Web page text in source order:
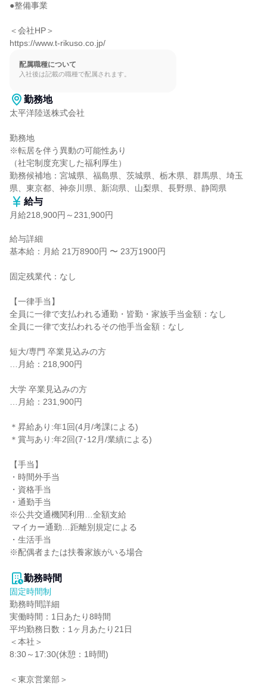
●整備事業
＜会社HP＞
https://www.t-rikuso.co.jp/
配属職種について
入社後は記載の職種で配属されます。
勤務地
太平洋陸送株式会社
勤務地
※転居を伴う異動の可能性あり
（社宅制度充実した福利厚生）
勤務候補地：宮城県、福島県、茨城県、栃木県、群馬県、埼玉
県、東京都、神奈川県、新潟県、山梨県、長野県、静岡県
給与
月給218,900円～231,900円
給与詳細
基本給：月給 21万8900円 〜 23万1900円
固定残業代：なし
【一律手当】
全員に一律で支払われる通勤・皆勤・家族手当金額：なし
全員に一律で支払われるその他手当金額：なし
短大/専門 卒業見込みの方
…月給：218,900円
大学 卒業見込みの方
…月給：231,900円
＊昇給あり:年1回(4月/考課による)
＊賞与あり:年2回(7･12月/業績による)
【手当】
・時間外手当
・資格手当
・通勤手当
※公共交通機関利用…全額支給
・生活手当
※配偶者または扶養家族がいる場合
勤務時間
固定時間制
勤務時間詳細
実働時間：1日あたり8時間
平均勤務日数：1ヶ月あたり21日
＜本社＞
8:30～17:30(休憩：1時間)
＜東京営業部＞